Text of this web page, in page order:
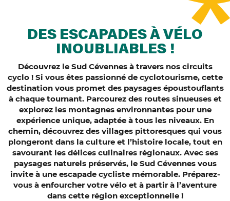
DES ESCAPADES À VÉLO
INOUBLIABLES !
Découvrez le Sud Cévennes à travers nos circuits
cyclo ! Si vous êtes passionné de cyclotourisme, cette
destination vous promet des paysages époustouflants
à chaque tournant. Parcourez des routes sinueuses et
explorez les montagnes environnantes pour une
expérience unique, adaptée à tous les niveaux. En
chemin, découvrez des villages pittoresques qui vous
plongeront dans la culture et l’histoire locale, tout en
savourant les délices culinaires régionaux. Avec ses
paysages naturels préservés, le Sud Cévennes vous
invite à une escapade cycliste mémorable. Préparez-
vous à enfourcher votre vélo et à partir à l’aventure
dans cette région exceptionnelle !